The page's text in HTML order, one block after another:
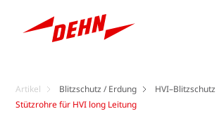
Artikel Blitzschutz / Erdung HVI–Blitzschutz
Stützrohre für HVI long Leitung